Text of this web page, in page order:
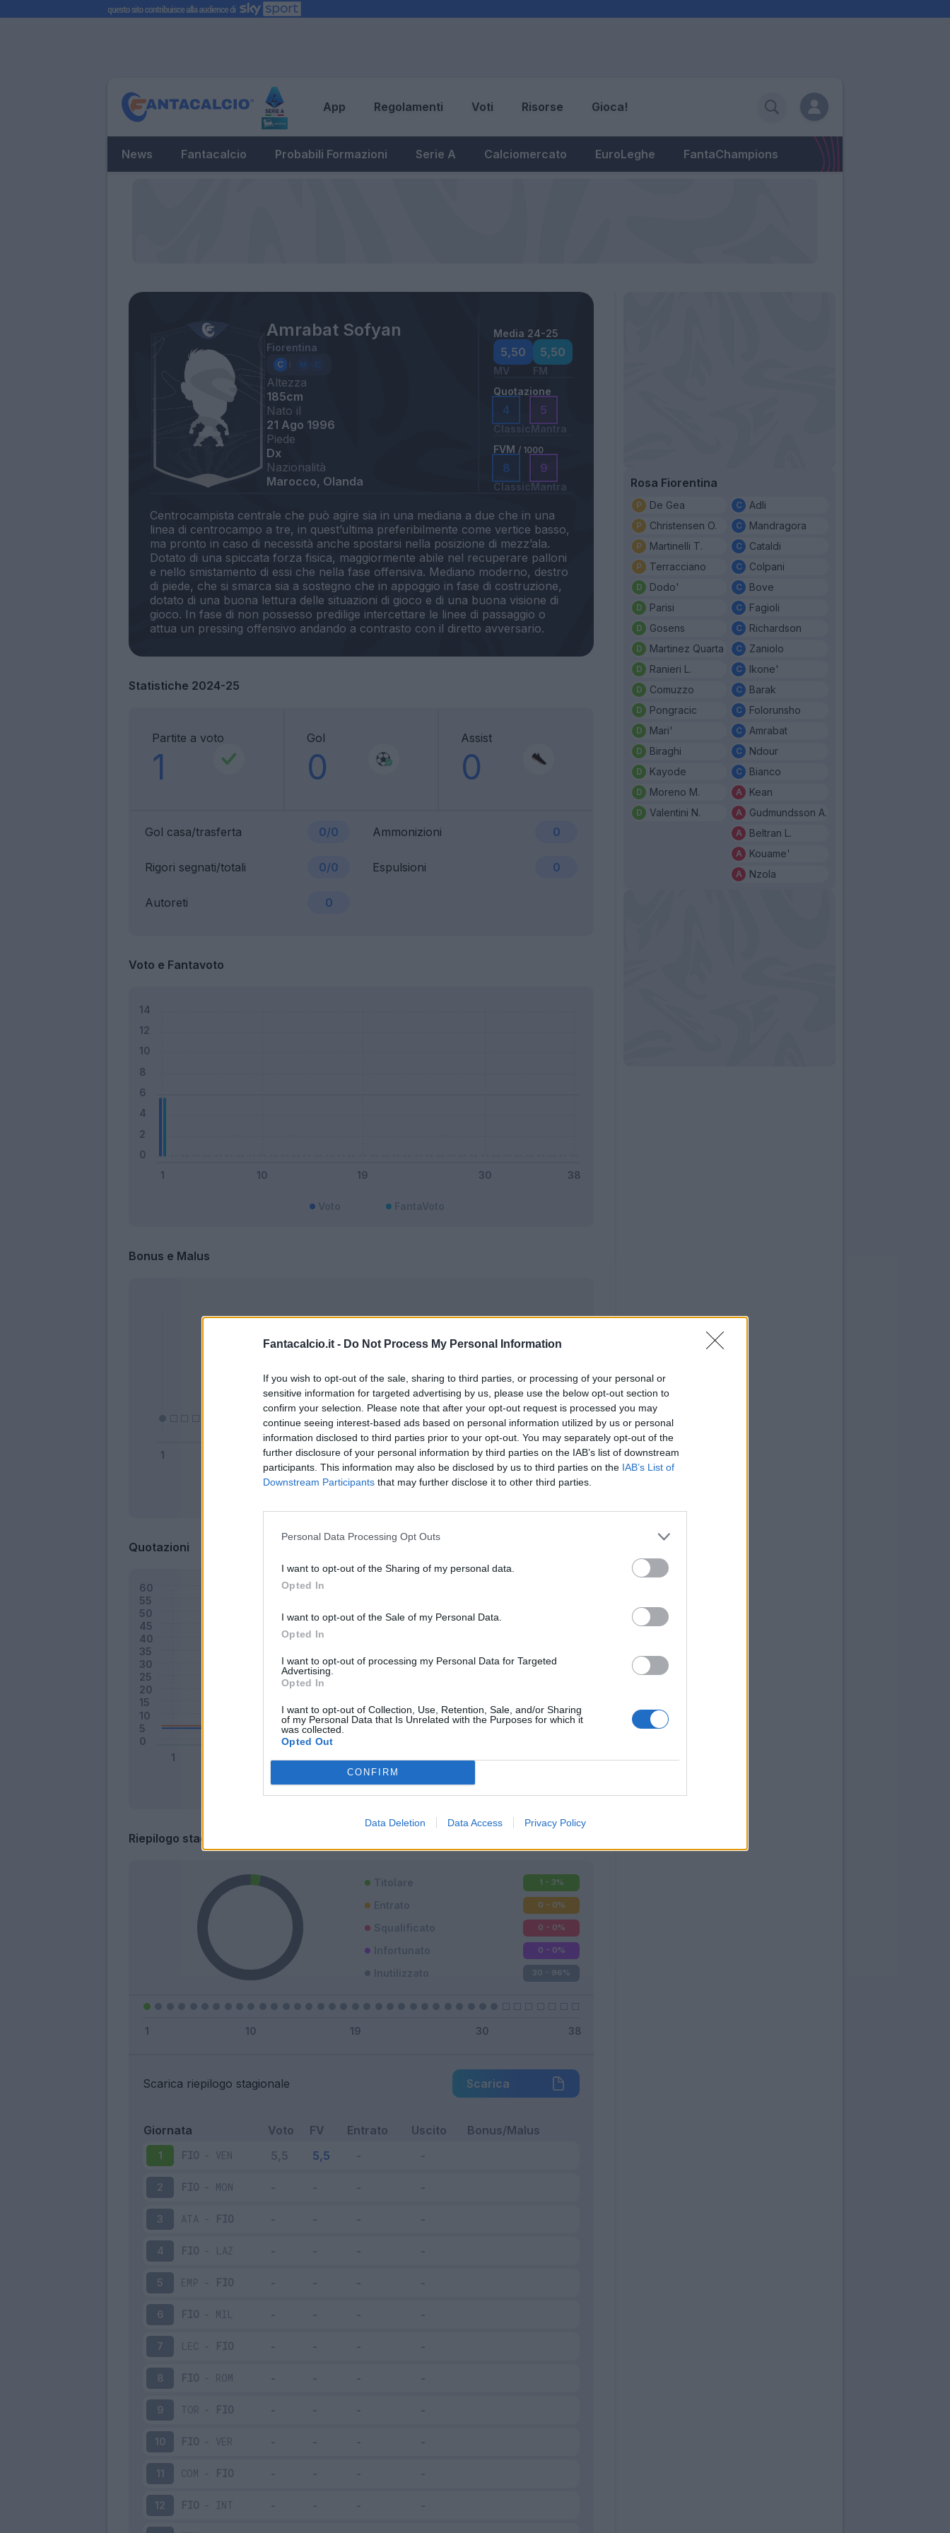
Fantacalcio.it - Do Not Process My Personal Information
If you wish to opt-out of the sale, sharing to third parties, or processing of your personal or
sensitive information for targeted advertising by us, please use the below opt-out section to
confirm your selection. Please note that after your opt-out request is processed you may
continue seeing interest-based ads based on personal information utilized by us or personal
information disclosed to third parties prior to your opt-out. You may separately opt-out of the
further disclosure of your personal information by third parties on the IAB’s list of downstream
participants. This information may also be disclosed by us to third parties on the IAB’s List of
Downstream Participants that may further disclose it to other third parties.
Personal Data Processing Opt Outs
I want to opt-out of the Sharing of my personal data.
Opted In
I want to opt-out of the Sale of my Personal Data.
Opted In
I want to opt-out of processing my Personal Data for Targeted
Advertising.
Opted In
I want to opt-out of Collection, Use, Retention, Sale, and/or Sharing
of my Personal Data that Is Unrelated with the Purposes for which it
was collected.
Opted Out
CONFIRM
Data Deletion Data Access Privacy Policy
App Regolamenti Voti Risorse Gioca!
News Fantacalcio Probabili Formazioni Serie A Calciomercato EuroLeghe FantaChampions
Amrabat Sofyan
Fiorentina
Altezza
185cm
Nato il
21 Ago 1996
Piede
Dx
Nazionalità
Marocco, Olanda
Media 24-25
5,50
MV
5,50
FM
Quotazione
4
Classic
5
Mantra
FVM / 1000
8
Classic
9
Mantra
Centrocampista centrale che può agire sia in una mediana a due che in una
linea di centrocampo a tre, in quest’ultima preferibilmente come vertice basso,
ma pronto in caso di necessità anche spostarsi nella posizione di mezz’ala.
Dotato di una spiccata forza fisica, maggiormente abile nel recuperare palloni
e nello smistamento di essi che nella fase offensiva. Mediano moderno, destro
di piede, che si smarca sia a sostegno che in appoggio in fase di costruzione,
dotato di una buona lettura delle situazioni di gioco e di una buona visione di
gioco. In fase di non possesso predilige intercettare le linee di passaggio o
Statistiche 2024-25
Partite a voto
1
Gol
0
Assist
0
Gol casa/trasferta 0/0 Ammonizioni 0
Rigori segnati/totali 0/0 Espulsioni 0
Autoreti 0
Voto e Fantavoto
Bonus e Malus
Quotazioni
Classic Mantra
Riepilogo stagione
Titolare 1 - 3%
Entrato 0 - 0%
Squalificato 0 - 0%
Infortunato 0 - 0%
Inutilizzato 30 - 96%
Scarica riepilogo stagionale Scarica
Giornata Voto FV Entrato Uscito Bonus/Malus
1 FIO - VEN
2 FIO - MON
3 ATA - FIO
4 FIO - LAZ
5 EMP - FIO
6 FIO - MIL
7 LEC - FIO
8 FIO - ROM
9 TOR - FIO
10 FIO - VER
11 COM - FIO
12 FIO - INT
Rosa Fiorentina
De Gea
Christensen O.
Martinelli T.
Terracciano
Dodo'
Parisi
Gosens
Martinez Quarta
Ranieri L.
Comuzzo
Pongracic
Mari'
Biraghi
Kayode
Moreno M.
Valentini N.
Adli
Mandragora
Cataldi
Colpani
Bove
Fagioli
Richardson
Zaniolo
Ikone'
Barak
Folorunsho
Amrabat
Ndour
Bianco
Kean
Gudmundsson A.
Beltran L.
Kouame'
Nzola